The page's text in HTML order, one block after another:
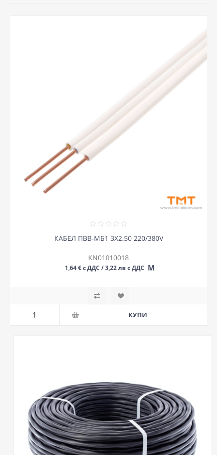
КАБЕЛ ПВВ-МБ1 3Х2.50 220/380V
KN01010018
1,64 € с ДДС / 3,22 лв с ДДС М